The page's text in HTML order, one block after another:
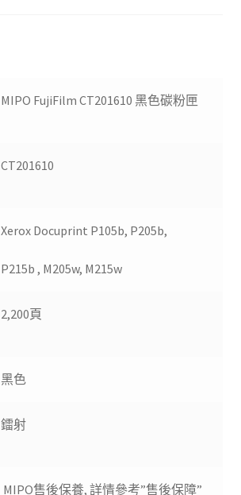
MIPO FujiFilm CT201610 黑色碳粉匣
CT201610
Xerox Docuprint P105b, P205b,
P215b , M205w, M215w
2,200頁
黑色
鐳射
MIPO售後保養, 詳情參考”售後保障”